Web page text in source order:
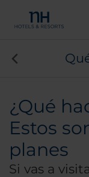
¿Qué
Estos
planes
Si vas a